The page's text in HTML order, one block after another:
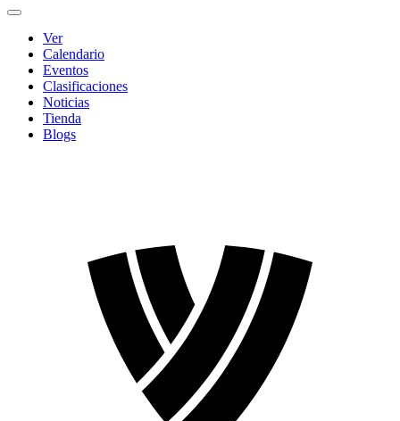
Ver
Calendario
Eventos
Clasificaciones
Noticias
Tienda
Blogs